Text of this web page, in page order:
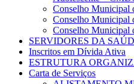
Conselho Municipal
Conselho Municipal
Conselho Municipal
SERVIDORES DA
Inscritos em Dívida Ativa
ESTRUTURA
Carta de Serviços